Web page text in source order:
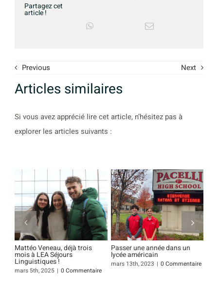
Partagez cet
article !
Previous Next
Articles similaires
Si vous avez apprécié lire cet article, n’hésitez pas à
explorer les articles suivants :
un Pourquoi apprendre l’anglais
à Lunenburg ?
janvier 15th, 2022
Commentaire
Étudier l’espagnol à Buenos
Aires
janvier 14th, 2022 | 0